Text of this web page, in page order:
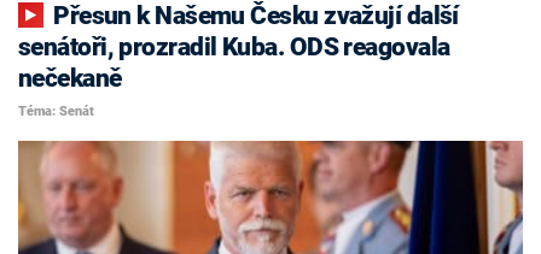
senátoři, prozradil Kuba. ODS reagovala
nečekaně
Téma: Senát